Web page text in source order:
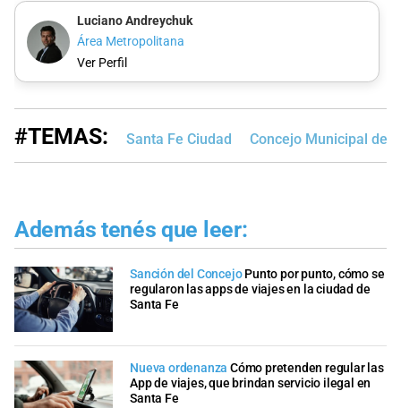
Luciano Andreychuk
Área Metropolitana
Ver Perfil
#TEMAS: Santa Fe Ciudad Concejo Municipal de
Además tenés que leer:
Sanción del Concejo Punto por punto, cómo se
regularon las apps de viajes en la ciudad de
Santa Fe
Nueva ordenanza Cómo pretenden regular las
App de viajes, que brindan servicio ilegal en
Santa Fe